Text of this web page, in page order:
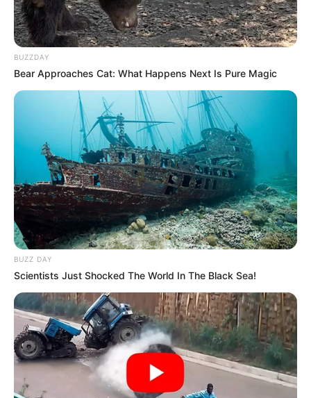
BUZZDAY
Bear Approaches Cat: What Happens Next Is Pure Magic
BUZZ DAY
Scientists Just Shocked The World In The Black Sea!